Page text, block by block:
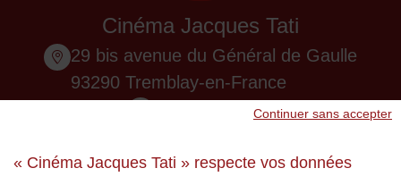
« Cinéma Jacques Tati » respecte vos données
Continuer sans accepter
Cinéma Jacques Tati
29 bis avenue du Général de Gaulle
93290 Tremblay-en-France
01 48 61 87 55